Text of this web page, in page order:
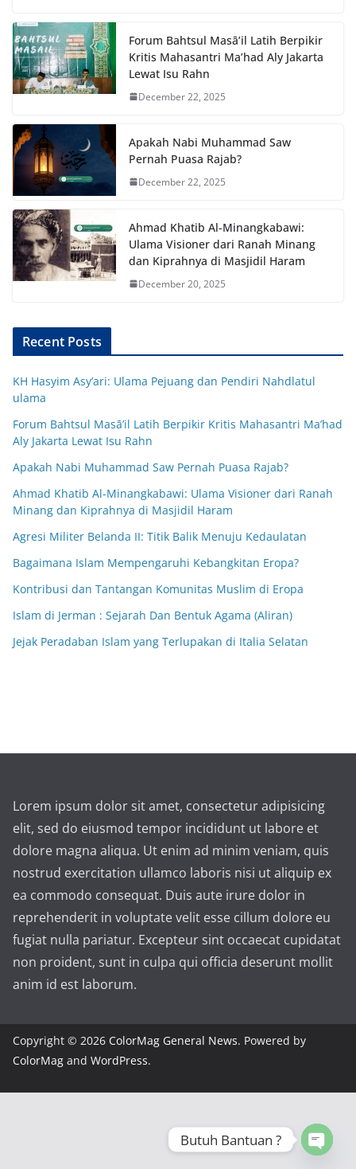
Forum Bahtsul Masā’il Latih Berpikir
Kritis Mahasantri Ma’had Aly Jakarta
Lewat Isu Rahn
December 22, 2025
Apakah Nabi Muhammad Saw
Pernah Puasa Rajab?
December 22, 2025
Ahmad Khatib Al-Minangkabawi:
Ulama Visioner dari Ranah Minang
dan Kiprahnya di Masjidil Haram
December 20, 2025
Recent Posts
KH Hasyim Asy’ari: Ulama Pejuang dan Pendiri Nahdlatul
ulama
Forum Bahtsul Masā’il Latih Berpikir Kritis Mahasantri Ma’had
Aly Jakarta Lewat Isu Rahn
Apakah Nabi Muhammad Saw Pernah Puasa Rajab?
Ahmad Khatib Al-Minangkabawi: Ulama Visioner dari Ranah
Minang dan Kiprahnya di Masjidil Haram
Agresi Militer Belanda II: Titik Balik Menuju Kedaulatan
Bagaimana Islam Mempengaruhi Kebangkitan Eropa?
Kontribusi dan Tantangan Komunitas Muslim di Eropa
Islam di Jerman : Sejarah Dan Bentuk Agama (Aliran)
Jejak Peradaban Islam yang Terlupakan di Italia Selatan
Lorem ipsum dolor sit amet, consectetur adipisicing
elit, sed do eiusmod tempor incididunt ut labore et
dolore magna aliqua. Ut enim ad minim veniam, quis
nostrud exercitation ullamco laboris nisi ut aliquip ex
ea commodo consequat. Duis aute irure dolor in
reprehenderit in voluptate velit esse cillum dolore eu
fugiat nulla pariatur. Excepteur sint occaecat cupidatat
non proident, sunt in culpa qui officia deserunt mollit
anim id est laborum.
Copyright © 2026 ColorMag General News. Powered by
ColorMag and WordPress.
Butuh Bantuan ?